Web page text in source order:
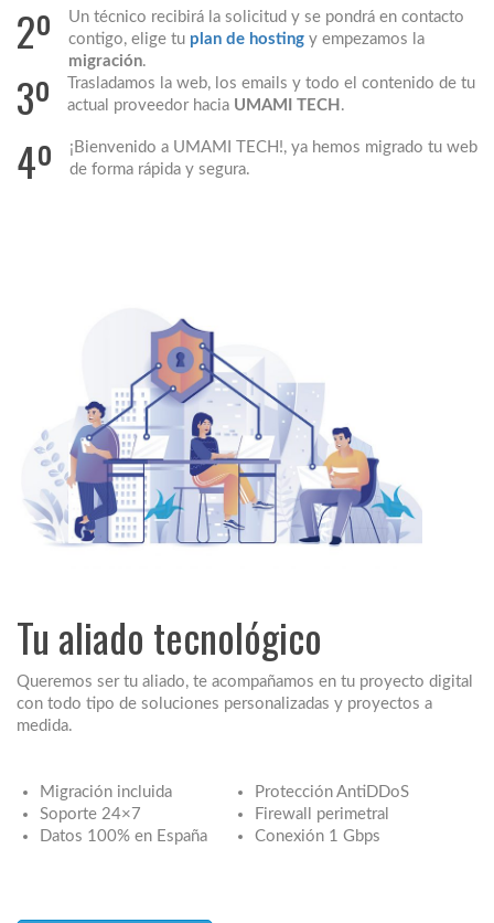
2º
Un técnico recibirá la solicitud y se pondrá en contacto
contigo, elige tu plan de hosting y empezamos la
migración.
3º
Trasladamos la web, los emails y todo el contenido de tu
actual proveedor hacia UMAMI TECH .
4º
¡Bienvenido a UMAMI TECH!, ya hemos migrado tu web
de forma rápida y segura.
Tu aliado tecnológico
Queremos ser tu aliado, te acompañamos en tu proyecto digital
con todo tipo de soluciones personalizadas y proyectos a
medida.
Migración incluida
Soporte 24×7
Datos 100% en España
Protección AntiDDoS
Firewall perimetral
Conexión 1 Gbps